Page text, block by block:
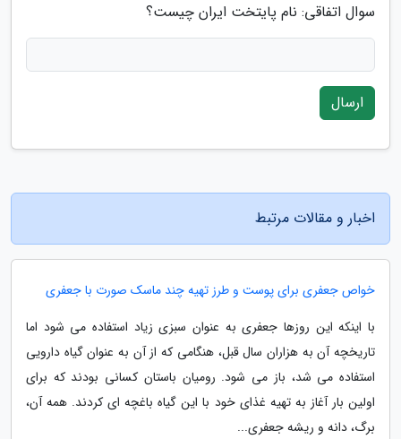
سوال اتفاقی: نام پایتخت ایران چیست؟
ارسال
اخبار و مقالات مرتبط
خواص جعفری برای پوست و طرز تهیه چند ماسک صورت با جعفری
با اینکه این روزها جعفری به عنوان سبزی زیاد استفاده می شود اما
تاریخچه آن به هزاران سال قبل، هنگامی که از آن به عنوان گیاه دارویی
استفاده می شد، باز می شود. رومیان باستان کسانی بودند که برای
اولین بار آغاز به تهیه غذای خود با این گیاه باغچه ای کردند. همه آن،
برگ، دانه و ریشه جعفری...